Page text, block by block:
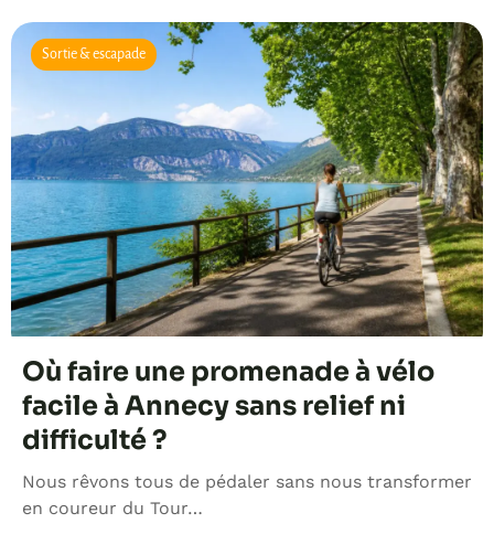
Sortie & escapade
Où faire une promenade à vélo
facile à Annecy sans relief ni
difficulté ?
Nous rêvons tous de pédaler sans nous transformer
en coureur du Tour…